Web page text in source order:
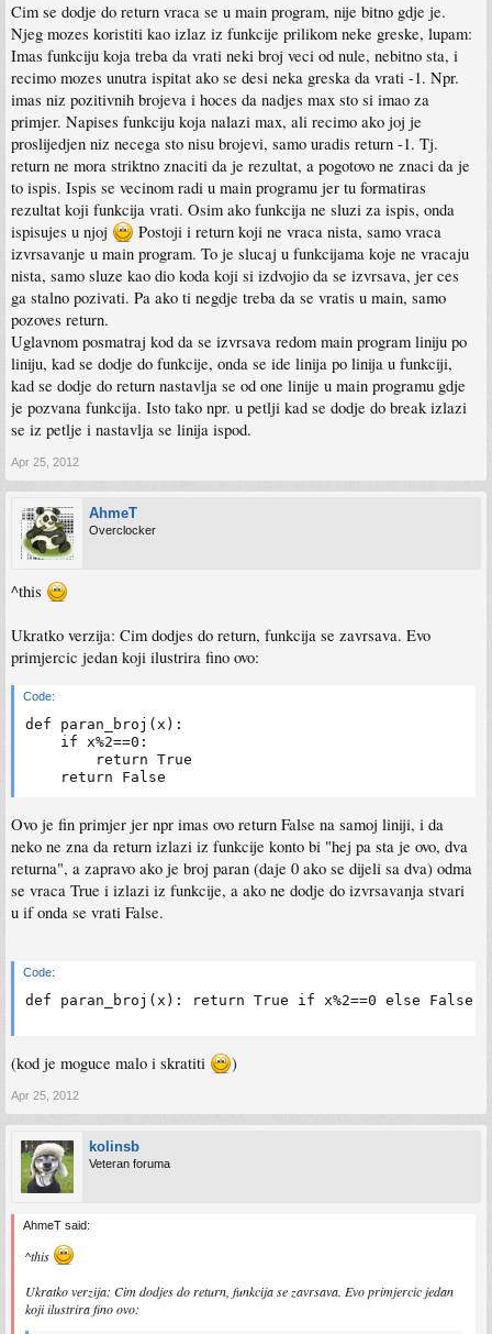
Cim se dodje do return vraca se u main program, nije bitno gdje je.
Njeg mozes koristiti kao izlaz iz funkcije prilikom neke greske, lupam:
Imas funkciju koja treba da vrati neki broj veci od nule, nebitno sta, i
recimo mozes unutra ispitat ako se desi neka greska da vrati -1. Npr.
imas niz pozitivnih brojeva i hoces da nadjes max sto si imao za
primjer. Napises funkciju koja nalazi max, ali recimo ako joj je
proslijedjen niz necega sto nisu brojevi, samo uradis return -1. Tj.
return ne mora striktno znaciti da je rezultat, a pogotovo ne znaci da je
to ispis. Ispis se vecinom radi u main programu jer tu formatiras
rezultat koji funkcija vrati. Osim ako funkcija ne sluzi za ispis, onda
ispisujes u njoj
Postoji i return koji ne vraca nista, samo vraca
izvrsavanje u main program. To je slucaj u funkcijama koje ne vracaju
nista, samo sluze kao dio koda koji si izdvojio da se izvrsava, jer ces
ga stalno pozivati. Pa ako ti negdje treba da se vratis u main, samo
pozoves return.
Uglavnom posmatraj kod da se izvrsava redom main program liniju po
liniju, kad se dodje do funkcije, onda se ide linija po linija u funkciji,
kad se dodje do return nastavlja se od one linije u main programu gdje
je pozvana funkcija. Isto tako npr. u petlji kad se dodje do break izlazi
se iz petlje i nastavlja se linija ispod.
Apr 25, 2012
AhmeT
Overclocker
^this
Ukratko verzija: Cim dodjes do return, funkcija se zavrsava. Evo
primjercic jedan koji ilustrira fino ovo:
Code:
def paran_broj(x):
    if x%2==0:
        return True
    return False
Ovo je fin primjer jer npr imas ovo return False na samoj liniji, i da
neko ne zna da return izlazi iz funkcije konto bi "hej pa sta je ovo, dva
returna", a zapravo ako je broj paran (daje 0 ako se dijeli sa dva) odma
se vraca True i izlazi iz funkcije, a ako ne dodje do izvrsavanja stvari
u if onda se vrati False.
Code:
def paran_broj(x): return True if x%2==0 else False
(kod je moguce malo i skratiti )
Apr 25, 2012
kolinsb
Veteran foruma
AhmeT said:
^this
Ukratko verzija: Cim dodjes do return, funkcija se zavrsava. Evo primjercic jedan
koji ilustrira fino ovo: